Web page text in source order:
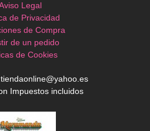
Legal
de Privacidad
de Compra
de un pedido
de Cookies
Impuestos incluidos